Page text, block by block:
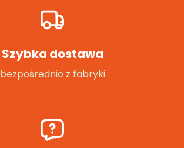
Szybka dostawa
bezpośrednio z fabryki